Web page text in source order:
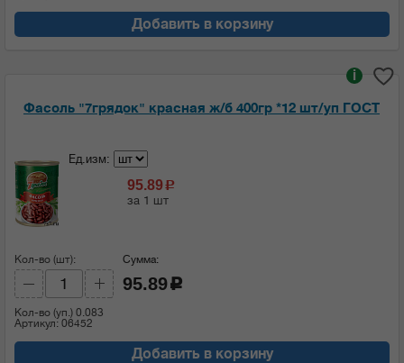
Добавить в корзину
Фасоль "7грядок" красная ж/б 400гр *12 шт/уп ГОСТ
i
Ед.изм:
95.89c
за 1 шт
Кол-во (шт):
Кол-во (уп.) 0.083
Артикул: 06452
Сумма:
95.89 c
Добавить в корзину